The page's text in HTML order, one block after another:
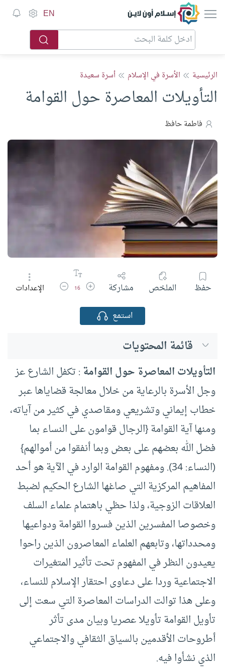
إسلام أون لاين EN
الرئيسية الأسرة في الإسلام أسرة سعيدة
التأويلات المعاصرة حول القوامة
فاطمة حافظ
حفظ الملخص مشاركة زيادة حجم الخط
16 تقليل حجم الخط
الإعدادات
استمع
قائمة المحتويات
التأويلات المعاصرة حول القوامة: تكفل الشارع عز
وجل الأسرة بالرعاية من خلال معالجة قضاياها عبر
خطاب إيماني وتشريعي ومقاصدي في كثير من آياته،
ومنها آية القوامة {الرجال قوامون على النساء بما
فضل الله بعضهم على بعض وبما أنفقوا من أموالهم}
(النساء: 34). ومفهوم القوامة الوارد في الآية هو أحد
المفاهيم المركزية التي صاغها الشارع الحكيم لضبط
العلاقات الزوجية، ولذا حظي باهتمام علماء السلف
وخصوصا المفسرين الذين فسروا القوامة ودواعيها
ومحدداتها، وتابعهم العلماء المعاصرون الذين راحوا
يعيدون النظر في المفهوم تحت تأثير المتغيرات
الاجتماعية وردا على دعاوى احتقار الإسلام للنساء،
وعلى هذا توالت الدراسات المعاصرة التي سعت إلى
تأويل القوامة تأويلا عصريا وبيان مدى تأثر
أطروحات الأقدمين بالسياق الثقافي والاجتماعي
الذي نشأوا فيه.